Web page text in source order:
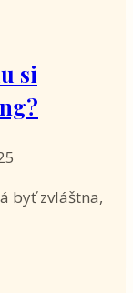
si
byť zvláštna,